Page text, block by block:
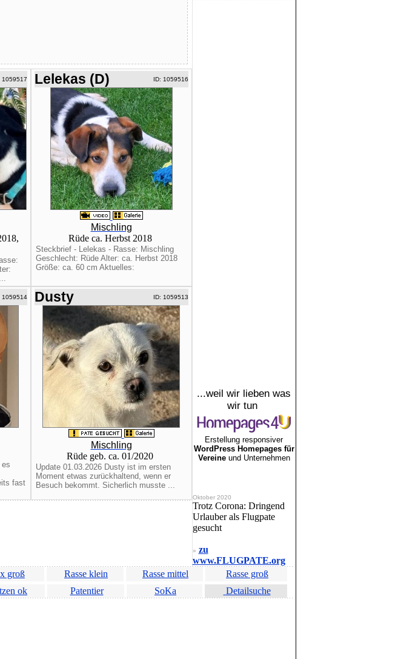
1059517 Lelekas (D) ID: 1059516
Mischling
Rüde ca. Herbst 2018
Steckbrief - Lelekas - Rasse: Mischling
Geschlecht: Rüde Alter: ca. Herbst 2018
Größe: ca. 60 cm Aktuelles:
1059514
es
fast
Dusty ID: 1059513
Mischling
Rüde geb. ca. 01/2020
Update 01.03.2026 Dusty ist im ersten
Moment etwas zurückhaltend, wenn er
Besuch bekommt. Sicherlich musste ...
...weil wir lieben was
wir tun
Erstellung responsiver
WordPress Homepages für
Vereineund Unternehmen
Oktober 2020
Trotz Corona: Dringend
Urlauber als Flugpate
gesucht
» zu
www.FLUGPATE.org
groß Rasse klein Rasse mittel
Rasse groß
ok Patentier SoKa Detailsuche